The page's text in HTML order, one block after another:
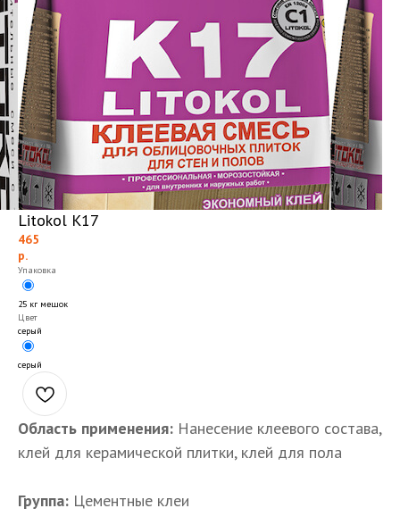
Litokol K17
465
р.
Упаковка
25 кг мешок
Цвет
серый
серый
Область применения: Нанесение клеевого состава,
клей для керамической плитки, клей для пола
Группа: Цементные клеи